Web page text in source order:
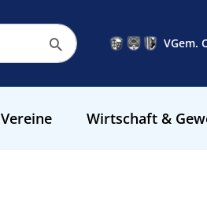
VGem.
Vereine Wirtschaft &